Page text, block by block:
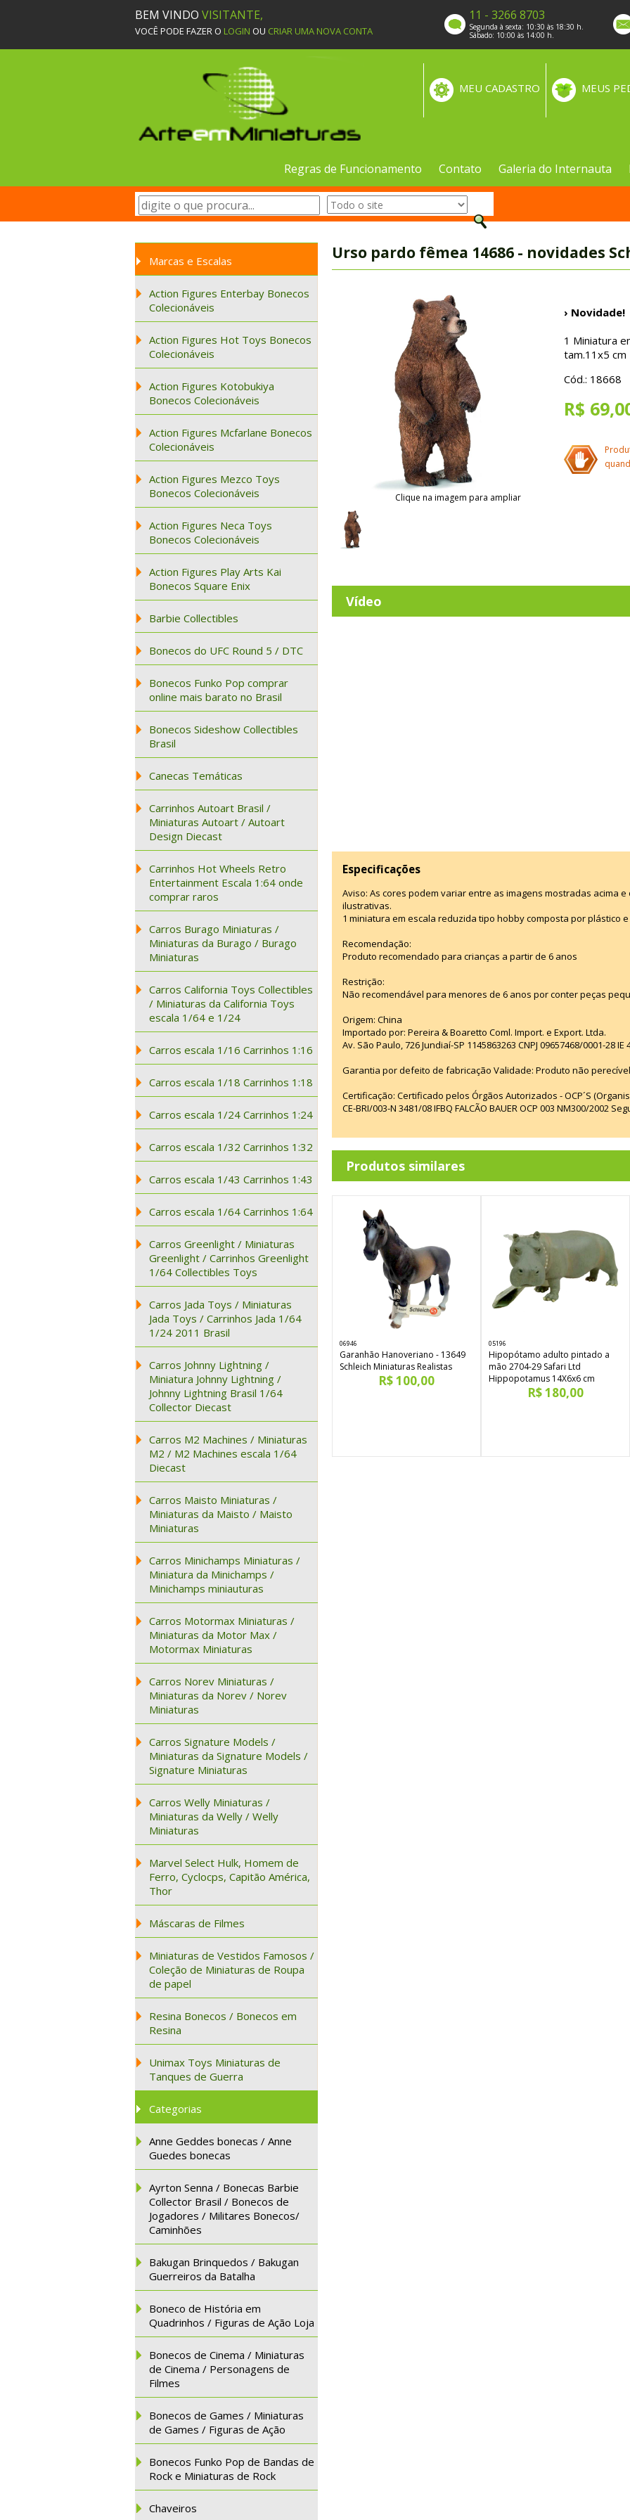
BEM VINDO VISITANTE,
VOCÊ PODE FAZER O LOGIN OU CRIAR UMA NOVA CONTA
11 - 3266 8703
Segunda à sexta: 10:30 às 18:30 h.
Sábado: 10:00 às 14:00 h.
MEUS
MEU CADASTRO
Regras de Funcionamento Contato Galeria do Internauta
Marcas e Escalas
Action Figures Enterbay Bonecos
Colecionáveis
Action Figures Hot Toys Bonecos
Colecionáveis
Action Figures Kotobukiya
Bonecos Colecionáveis
Action Figures Mcfarlane Bonecos
Colecionáveis
Action Figures Mezco Toys
Bonecos Colecionáveis
Action Figures Neca Toys
Bonecos Colecionáveis
Action Figures Play Arts Kai
Bonecos Square Enix
Barbie Collectibles
Bonecos do UFC Round 5 / DTC
Bonecos Funko Pop comprar
online mais barato no Brasil
Bonecos Sideshow Collectibles
Brasil
Canecas Temáticas
Carrinhos Autoart Brasil /
Miniaturas Autoart / Autoart
Design Diecast
Carrinhos Hot Wheels Retro
Entertainment Escala 1:64 onde
comprar raros
Carros Burago Miniaturas /
Miniaturas da Burago / Burago
Miniaturas
Carros California Toys Collectibles
/ Miniaturas da California Toys
escala 1/64 e 1/24
Carros escala 1/16 Carrinhos 1:16
Carros escala 1/18 Carrinhos 1:18
Carros escala 1/24 Carrinhos 1:24
Carros escala 1/32 Carrinhos 1:32
Carros escala 1/43 Carrinhos 1:43
Carros escala 1/64 Carrinhos 1:64
Carros Greenlight / Miniaturas
Greenlight / Carrinhos Greenlight
1/64 Collectibles Toys
Carros Jada Toys / Miniaturas
Jada Toys / Carrinhos Jada 1/64
1/24 2011 Brasil
Carros Johnny Lightning /
Miniatura Johnny Lightning /
Johnny Lightning Brasil 1/64
Collector Diecast
Carros M2 Machines / Miniaturas
M2 / M2 Machines escala 1/64
Diecast
Carros Maisto Miniaturas /
Miniaturas da Maisto / Maisto
Miniaturas
Carros Minichamps Miniaturas /
Miniatura da Minichamps /
Minichamps miniauturas
Carros Motormax Miniaturas /
Miniaturas da Motor Max /
Motormax Miniaturas
Carros Norev Miniaturas /
Miniaturas da Norev / Norev
Miniaturas
Carros Signature Models /
Miniaturas da Signature Models /
Signature Miniaturas
Carros Welly Miniaturas /
Miniaturas da Welly / Welly
Miniaturas
Marvel Select Hulk, Homem de
Ferro, Cyclocps, Capitão América,
Thor
Máscaras de Filmes
Miniaturas de Vestidos Famosos /
Coleção de Miniaturas de Roupa
de papel
Resina Bonecos / Bonecos em
Resina
Unimax Toys Miniaturas de
Tanques de Guerra
Categorias
Anne Geddes bonecas / Anne
Guedes bonecas
Ayrton Senna / Bonecas Barbie
Collector Brasil / Bonecos de
Jogadores / Militares Bonecos/
Caminhões
Bakugan Brinquedos / Bakugan
Guerreiros da Batalha
Boneco de História em
Quadrinhos / Figuras de Ação Loja
Bonecos de Cinema / Miniaturas
de Cinema / Personagens de
Filmes
Bonecos de Games / Miniaturas
de Games / Figuras de Ação
Bonecos Funko Pop de Bandas de
Rock e Miniaturas de Rock
Chaveiros
Urso pardo fêmea 14686 - novidades
Clique na imagem para ampliar
› Novidade!
1 Miniatura
tam.11x5 cm
Cód.: 18668
R$
Vídeo
Especificações
Aviso: As cores podem variar entre as imagens mostradas acima
ilustrativas.
1 miniatura em escala reduzida tipo hobby composta por plástico
Recomendação:
Produto recomendado para crianças a partir de 6 anos
Restrição:
Não recomendável para menores de 6 anos por conter peças
Origem: China
Importado por: Pereira & Boaretto Coml. Import. e Export. Ltda.
Av. São Paulo, 726 Jundiaí-SP 1145863263 CNPJ 09657468/0001-28 IE
Garantia por defeito de fabricação Validade: Produto não
Certificação: Certificado pelos Órgãos Autorizados - OCP´S
CE-BRI/003-N 3481/08 IFBQ FALCÃO BAUER OCP 003 NM300/2002
Produtos similares
06946
Garanhão Hanoveriano - 13649
Schleich Miniaturas Realistas
R$ 100,00
05196
Hipopótamo adulto pintado a
mão 2704-29 Safari Ltd
Hippopotamus 14X6x6 cm
R$ 180,00